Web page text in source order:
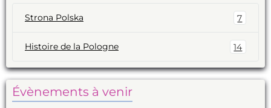
Strona Polska 7
Histoire de la Pologne 14
Évènements à venir